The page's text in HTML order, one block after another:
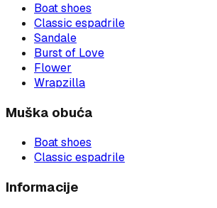
Boat shoes
Classic espadrile
Sandale
Burst of Love
Flower
Wrapzilla
Muška obuća
Boat shoes
Classic espadrile
Informacije